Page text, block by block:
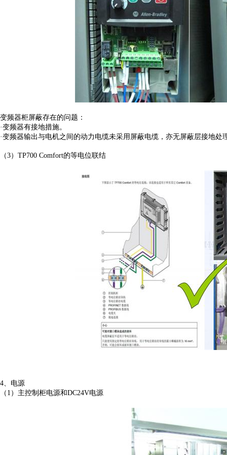
变频器柜屏蔽存在的问题：
·变频器有接地措施。
·变频器输出与电机之间的动力电缆未采用屏蔽电缆，亦无屏蔽层接地处
（3）TP700 Comfort的等电位联结
4、电源
（1）主控制柜电源和DC24V电源